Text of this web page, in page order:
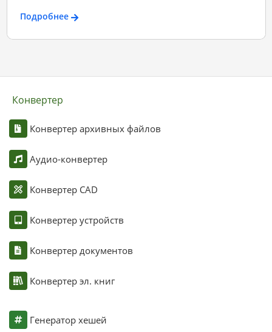
Подробнее
Конвертер
Конвертер архивных файлов
Аудио-конвертер
Конвертер CAD
Конвертер устройств
Конвертер документов
Конвертер эл. книг
Генератор хешей